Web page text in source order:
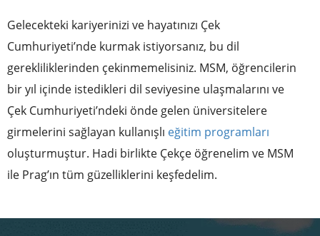
Gelecekteki kariyerinizi ve hayatınızı Çek
Cumhuriyeti’nde kurmak istiyorsanız, bu dil
gerekliliklerinden çekinmemelisiniz. MSM, öğrencilerin
bir yıl içinde istedikleri dil seviyesine ulaşmalarını ve
Çek Cumhuriyeti’ndeki önde gelen üniversitelere
girmelerini sağlayan kullanışlı eğitim programları
oluşturmuştur. Hadi birlikte Çekçe öğrenelim ve MSM
ile Prag’ın tüm güzelliklerini keşfedelim.